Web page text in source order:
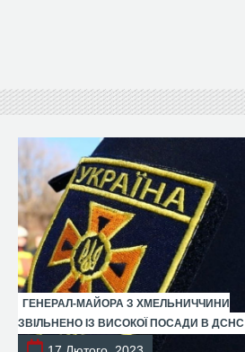
ГЕНЕРАЛ-МАЙОРА З ХМЕЛЬНИЧЧИНИ
ЗВІЛЬНЕНО ІЗ ВИСОКОЇ ПОСАДИ В ДСНС